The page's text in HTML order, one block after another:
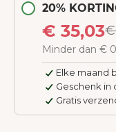
20%
€ 35,03€
Minder dan €
Elke maand
Geschenk in
Gratis